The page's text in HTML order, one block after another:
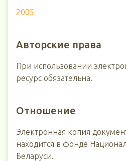
2005
Авторские права
При использовании
ресурс обязательна.
Отношение
Электронная копия
находится в фонде
Беларуси.